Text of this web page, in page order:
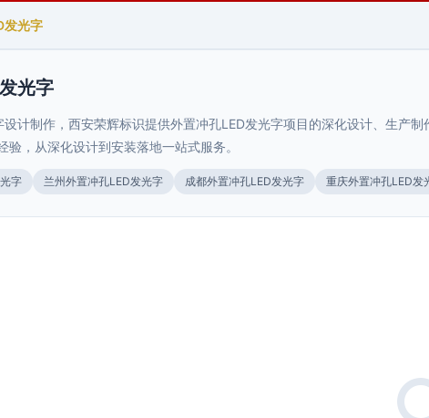
发光字
光字
设计制作，西安荣辉标识提供外置冲孔LED发光字项目的深化设计、生产
验，从深化设计到安装落地一站式服务。
字 兰州外置冲孔LED发光字 成都外置冲孔LED发光字 重庆外置冲孔LED发